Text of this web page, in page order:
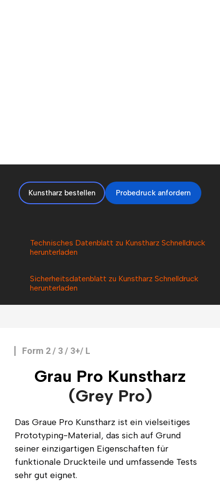
Kunstharz bestellen Probedruck anfordern
Technisches Datenblatt zu Kunstharz Schnelldruck
herunterladen
Sicherheitsdatenblatt zu Kunstharz Schnelldruck
herunterladen
Form 2 / 3 / 3+/ L
Grau Pro Kunstharz
(Grey Pro)
Das Graue Pro Kunstharz ist ein vielseitiges
Prototyping-Material, das sich auf Grund
seiner einzigartigen Eigenschaften für
funktionale Druckteile und umfassende Tests
sehr gut eignet.